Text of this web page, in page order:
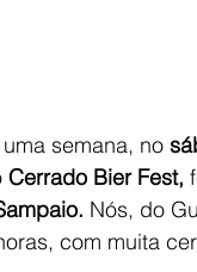
semana, no
Cerrado Bier Fest,
Nós, do
com muita